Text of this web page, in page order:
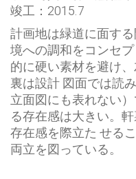
竣工：2015.7
計画地は緑道に面す
境への調和をコンセ
的に硬い素材を避け
裏は設計 図面では読
立面図にも表れない
る存在感は大きい。
存在感を際立た せる
両立を図っている。